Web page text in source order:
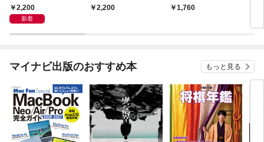
2,200
新着
2,200
1,760
マイナビ出版のおすすめ本 もっと見る